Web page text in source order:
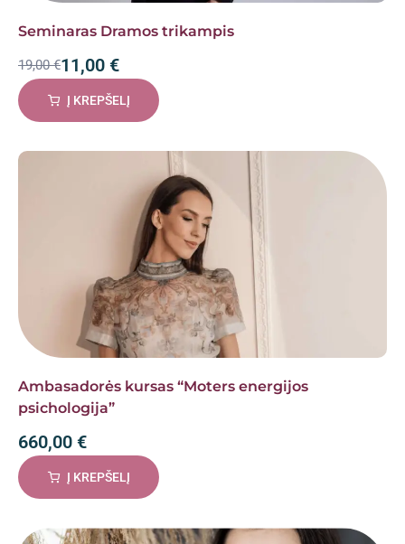
Seminaras Dramos trikampis
19,00€11,00 €
Į KREPŠELĮ
Ambasadorės kursas “Moters energijos
psichologija”
660,00 €
Į KREPŠELĮ